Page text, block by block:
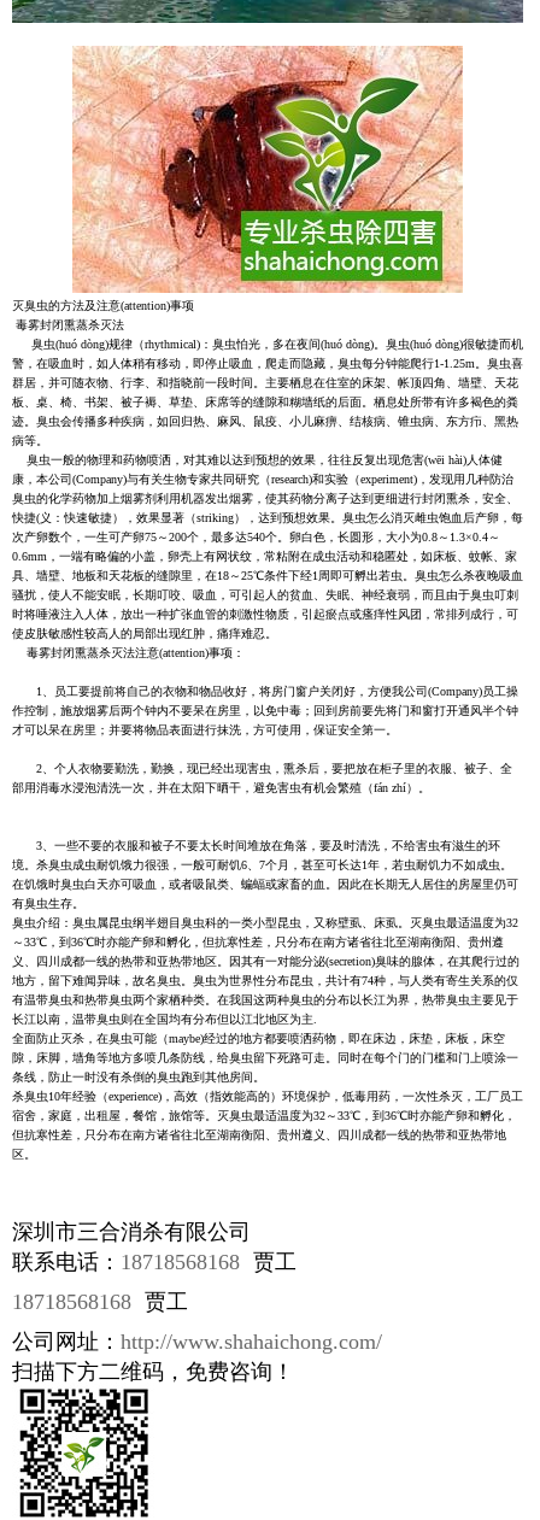
灭臭虫的方法及注意(attention)事项
毒雾封闭熏蒸杀灭法
臭虫(huó dòng)规律（rhythmical)：臭虫怕光，多在夜间(huó dòng)。臭虫(huó dòng)很敏捷而机
警，在吸血时，如人体稍有移动，即停止吸血，爬走而隐藏，臭虫每分钟能爬行1-1.25m。臭虫喜
群居，并可随衣物、行李、和指晓前一段时间。主要栖息在住室的床架、帐顶四角、墙壁、天花
板、桌、椅、书架、被子褥、草垫、床席等的缝隙和糊墙纸的后面。栖息处所带有许多褐色的粪
迹。臭虫会传播多种疾病，如回归热、麻风、鼠疫、小儿麻痹、结核病、锥虫病、东方疖、黑热
病等。
臭虫一般的物理和药物喷洒，对其难以达到预想的效果，往往反复出现危害(wēi hài)人体健
康，本公司(Company)与有关生物专家共同研究（research)和实验（experiment)，发现用几种防治
臭虫的化学药物加上烟雾剂利用机器发出烟雾，使其药物分离子达到更细进行封闭熏杀，安全、
快捷(义：快速敏捷），效果显著（striking），达到预想效果。臭虫怎么消灭雌虫饱血后产卵，每
次产卵数个，一生可产卵75～200个，最多达540个。卵白色，长圆形，大小为0.8～1.3×0.4～
0.6mm，一端有略偏的小盖，卵壳上有网状纹，常粘附在成虫活动和稳匿处，如床板、蚊帐、家
具、墙壁、地板和天花板的缝隙里，在18～25℃条件下经1周即可孵出若虫。臭虫怎么杀夜晚吸血
骚扰，使人不能安眠，长期叮咬、吸血，可引起人的贫血、失眠、神经衰弱，而且由于臭虫叮刺
时将唾液注入人体，放出一种扩张血管的刺激性物质，引起瘀点或瘙痒性风团，常排列成行，可
使皮肤敏感性较高人的局部出现红肿，痛痒难忍。
毒雾封闭熏蒸杀灭法注意(attention)事项：
1、员工要提前将自己的衣物和物品收好，将房门窗户关闭好，方便我公司(Company)员工操
作控制，施放烟雾后两个钟内不要呆在房里，以免中毒；回到房前要先将门和窗打开通风半个钟
才可以呆在房里；并要将物品表面进行抹洗，方可使用，保证安全第一。
2、个人衣物要勤洗，勤换，现已经出现害虫，熏杀后，要把放在柜子里的衣服、被子、全
部用消毒水浸泡清洗一次，并在太阳下晒干，避免害虫有机会繁殖（fán zhí）。
3、一些不要的衣服和被子不要太长时间堆放在角落，要及时清洗，不给害虫有滋生的环
境。杀臭虫成虫耐饥饿力很强，一般可耐饥6、7个月，甚至可长达1年，若虫耐饥力不如成虫。
在饥饿时臭虫白天亦可吸血，或者吸鼠类、蝙蝠或家畜的血。因此在长期无人居住的房屋里仍可
有臭虫生存。
臭虫介绍：臭虫属昆虫纲半翅目臭虫科的一类小型昆虫，又称壁虱、床虱。灭臭虫最适温度为32
～33℃，到36℃时亦能产卵和孵化，但抗寒性差，只分布在南方诸省往北至湖南衡阳、贵州遵
义、四川成都一线的热带和亚热带地区。因其有一对能分泌(secretion)臭味的腺体，在其爬行过的
地方，留下难闻异味，故名臭虫。臭虫为世界性分布昆虫，共计有74种，与人类有寄生关系的仅
有温带臭虫和热带臭虫两个家栖种类。在我国这两种臭虫的分布以长江为界，热带臭虫主要见于
长江以南，温带臭虫则在全国均有分布但以江北地区为主.
全面防止灭杀，在臭虫可能（maybe)经过的地方都要喷洒药物，即在床边，床垫，床板，床空
隙，床脚，墙角等地方多喷几条防线，给臭虫留下死路可走。同时在每个门的门槛和门上喷涂一
条线，防止一时没有杀倒的臭虫跑到其他房间。
杀臭虫10年经验（experience)，高效（指效能高的）环境保护，低毒用药，一次性杀灭，工厂员工
宿舍，家庭，出租屋，餐馆，旅馆等。灭臭虫最适温度为32～33℃，到36℃时亦能产卵和孵化，
但抗寒性差，只分布在南方诸省往北至湖南衡阳、贵州遵义、四川成都一线的热带和亚热带地
区。
深圳市三合消杀有限公司
联系电话： 18718568168 贾工
18718568168 贾工
公司网址： http://www.shahaichong.com/
扫描下方二维码，免费咨询！